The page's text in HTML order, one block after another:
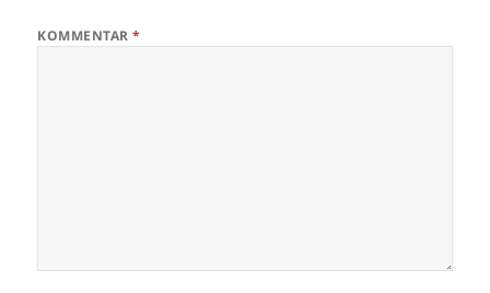
KOMMENTAR*